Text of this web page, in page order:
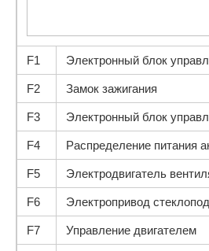
F1 Электронный блок
F2 Замок зажигания
F3 Электронный блок
F4 Распределение питания
F5 Электродвигатель
F6 Электропривод
F7 Управление двигателем